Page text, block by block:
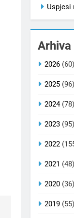
Uspjesi
Arhiva
2026 (60)
2025 (96)
2024(78)
2023 (95)
2022
2021 (48)
2020 (36)
2019 (55)